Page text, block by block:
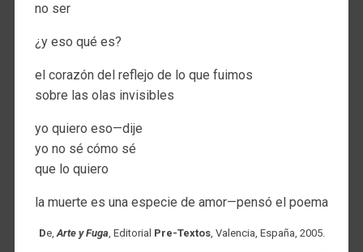
no ser
¿y eso qué es?
el corazón del reflejo de lo que fuimos
sobre las olas invisibles
yo quiero eso—dije
yo no sé cómo sé
que lo quiero
la muerte es una especie de amor—pensó el poema
De,Arte y Fuga, Editorial Pre-Textos, Valencia, España, 2005.